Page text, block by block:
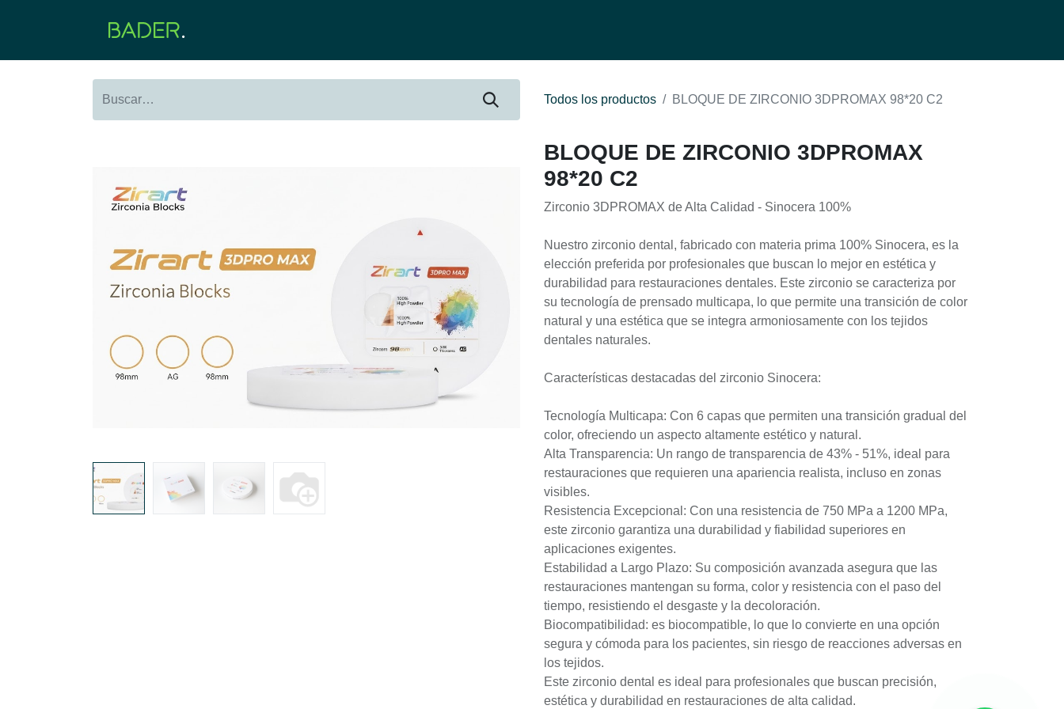
Todos los productos BLOQUE DE ZIRCONIO 3DPROMAX 98*20 C2
BLOQUE DE ZIRCONIO 3DPROMAX
98*20 C2
Zirconio 3DPROMAX de Alta Calidad - Sinocera 100%
Nuestro zirconio dental, fabricado con materia prima 100% Sinocera, es la
elección preferida por profesionales que buscan lo mejor en estética y
durabilidad para restauraciones dentales. Este zirconio se caracteriza por
su tecnología de prensado multicapa, lo que permite una transición de color
natural y una estética que se integra armoniosamente con los tejidos
dentales naturales.
Características destacadas del zirconio Sinocera:
Tecnología Multicapa: Con 6 capas que permiten una transición gradual del
color, ofreciendo un aspecto altamente estético y natural.
Alta Transparencia: Un rango de transparencia de 43% - 51%, ideal para
restauraciones que requieren una apariencia realista, incluso en zonas
visibles.
Resistencia Excepcional: Con una resistencia de 750 MPa a 1200 MPa,
este zirconio garantiza una durabilidad y fiabilidad superiores en
aplicaciones exigentes.
Estabilidad a Largo Plazo: Su composición avanzada asegura que las
restauraciones mantengan su forma, color y resistencia con el paso del
tiempo, resistiendo el desgaste y la decoloración.
Biocompatibilidad: es biocompatible, lo que lo convierte en una opción
segura y cómoda para los pacientes, sin riesgo de reacciones adversas en
los tejidos.
Este zirconio dental es ideal para profesionales que buscan precisión,
estética y durabilidad en restauraciones de alta calidad.